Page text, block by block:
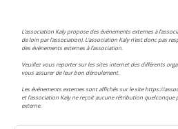
L’association Kaly propose des événements externes à
de loin par l’association). L’association Kaly n’est donc pas
des événements externes à l’association.
Veuillez vous reporter sur les sites internet des différents
vous assurer de leur bon déroulement.
Les événements externes sont affichés sur le site https://
et l’association Kaly ne reçoit aucune rétribution quelconque
externe.
04:00
05:00